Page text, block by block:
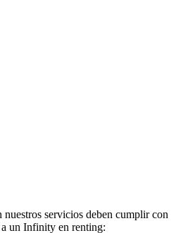
nuestros servicios deben cumplir con
a un Infinity en renting: